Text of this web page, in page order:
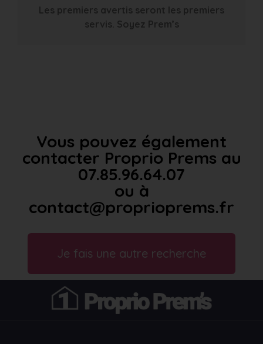
Les premiers avertis seront les premiers
servis. Soyez Prem’s
Vous pouvez également
contacter Proprio Prems au
07.85.96.64.07
ou à
contact@proprioprems.fr
Je fais une autre recherche